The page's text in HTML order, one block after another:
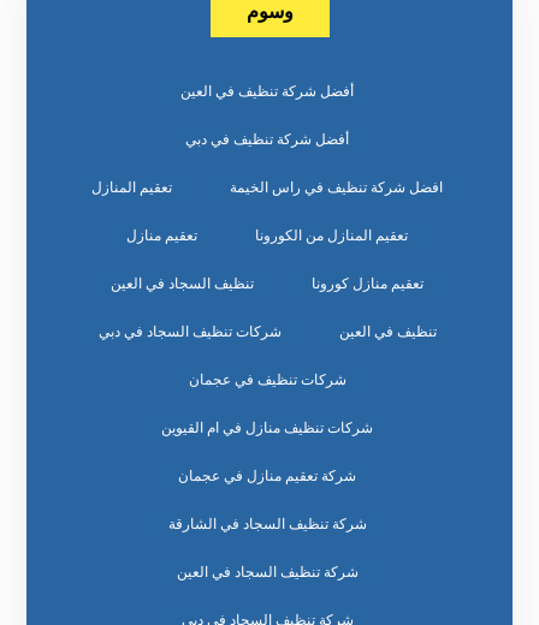
وسوم
أفضل شركة تنظيف في العين
أفضل شركة تنظيف في دبي
افضل شركة تنظيف في راس الخيمة تعقيم المنازل
تعقيم المنازل من الكورونا تعقيم منازل
تعقيم منازل كورونا تنظيف السجاد في العين
تنظيف في العين شركات تنظيف السجاد في دبي
شركات تنظيف في عجمان
شركات تنظيف منازل في ام القيوين
شركة تعقيم منازل في عجمان
شركة تنظيف السجاد في الشارقة
شركة تنظيف السجاد في العين
شركة تنظيف السجاد في دبي